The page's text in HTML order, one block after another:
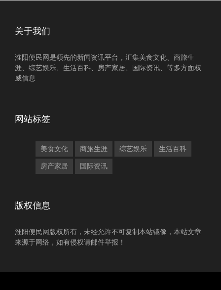
关于我们
淮阳便民网是领先的新闻资讯平台，汇集美食文化、商旅生
涯、综艺娱乐、生活百科、房产家居、国际资讯、等多方面权
威信息
网站标签
美食文化 商旅生涯 综艺娱乐 生活百科
房产家居 国际资讯
版权信息
淮阳便民网版权所有，未经允许不可复制本站镜像，本站文章
来源于网络，如有侵权请邮件举报！